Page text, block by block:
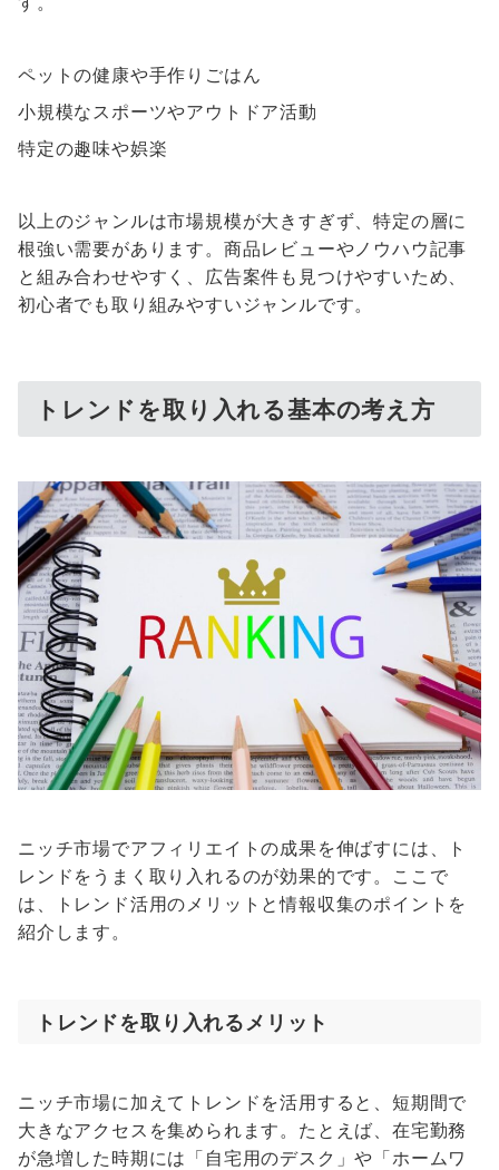
ペットの健康や手作りごはん
小規模なスポーツやアウトドア活動
特定の趣味や娯楽
以上のジャンルは市場規模が大きすぎず、特定の層に
根強い需要があります。商品レビューやノウハウ記事
と組み合わせやすく、広告案件も見つけやすいため、
初心者でも取り組みやすいジャンルです。
トレンドを取り入れる基本の考え方
ニッチ市場でアフィリエイトの成果を伸ばすには、ト
レンドをうまく取り入れるのが効果的です。ここで
は、トレンド活用のメリットと情報収集のポイントを
紹介します。
トレンドを取り入れるメリット
ニッチ市場に加えてトレンドを活用すると、短期間で
大きなアクセスを集められます。たとえば、在宅勤務
が急増した時期には「自宅用のデスク」や「ホームワ